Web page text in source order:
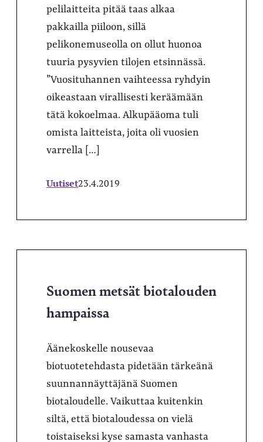
pelilaitteita pitää taas alkaa
pakkailla piiloon, sillä
pelikonemuseolla on ollut huonoa
tuuria pysyvien tilojen etsinnässä.
”Vuosituhannen vaihteessa ryhdyin
oikeastaan virallisesti keräämään
tätä kokoelmaa. Alkupääoma tuli
omista laitteista, joita oli vuosien
varrella […]
Uutiset23.4.2019
Suomen metsät biotalouden
hampaissa
Äänekoskelle nousevaa
biotuotetehdasta pidetään tärkeänä
suunnannäyttäjänä Suomen
biotaloudelle. Vaikuttaa kuitenkin
siltä, että biotaloudessa on vielä
toistaiseksi kyse samasta vanhasta